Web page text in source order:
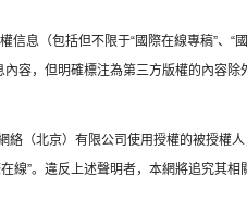
信息（包括但不限于“國際在線專稿”、“
內容，但明確標注為第三方版權的內容
絡（北京）有限公司使用授權的被授權
線”。違反上述聲明者，本網將追究其相